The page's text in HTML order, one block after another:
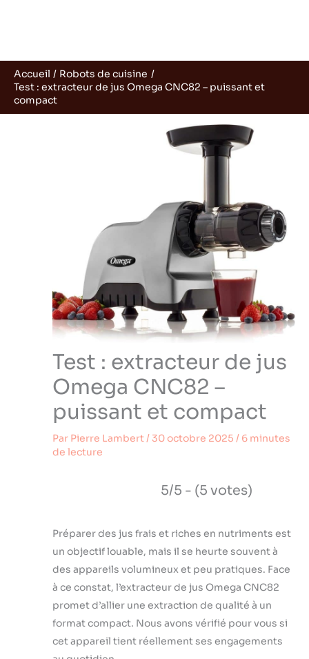
Accueil
Robots de cuisine
Test : extracteur de jus Omega CNC82 – puissant et
compact
Test : extracteur de jus
Omega CNC82 –
puissant et compact
Par Pierre Lambert/30 octobre 2025 / 6 minutes
de lecture
5/5 - (5 votes)
Préparer des jus frais et riches en nutriments est
un objectif louable, mais il se heurte souvent à
des appareils volumineux et peu pratiques. Face
à ce constat, l’extracteur de jus Omega CNC82
promet d’allier une extraction de qualité à un
format compact. Nous avons vérifié pour vous si
cet appareil tient réellement ses engagements